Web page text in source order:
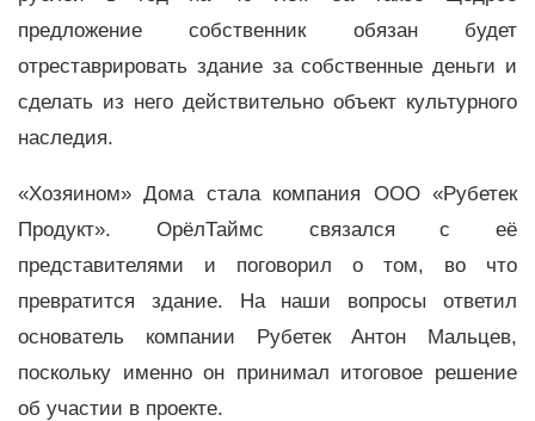
предложение собственник обязан будет
отреставрировать здание за собственные деньги и
сделать из него действительно объект культурного
наследия.
«Хозяином» Дома стала компания ООО «Рубетек
Продукт». ОрёлТаймс связался с её
представителями и поговорил о том, во что
превратится здание. На наши вопросы ответил
основатель компании Рубетек Антон Мальцев,
поскольку именно он принимал итоговое решение
об участии в проекте.